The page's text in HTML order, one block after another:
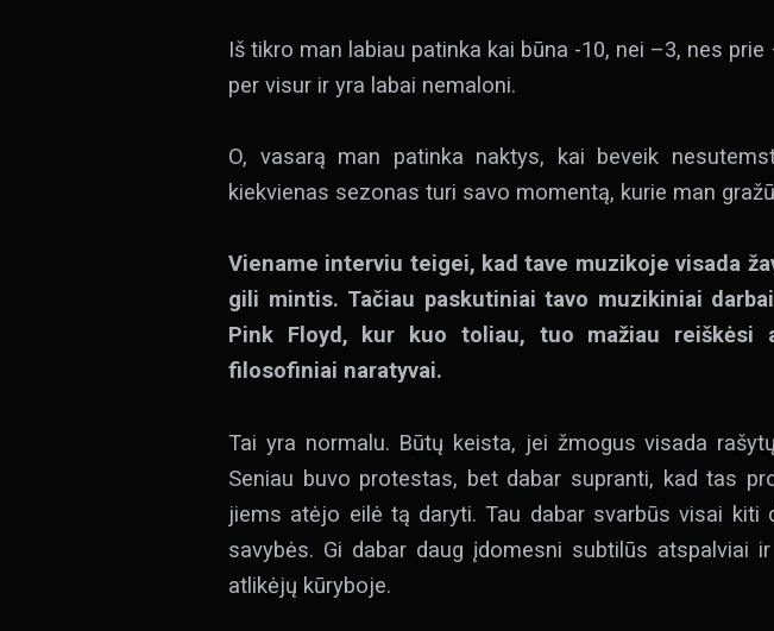
Iš tikro man labiau patinka kai būna -10, nei –3, nes
per visur ir yra labai nemaloni.
O, vasarą man patinka naktys, kai beveik
kiekvienas sezonas turi savo momentą, kurie man
Viename interviu teigei, kad tave muzikoje visada
gili mintis. Tačiau paskutiniai tavo muzikiniai
Pink Floyd, kur kuo toliau, tuo mažiau reiškėsi
filosofiniai naratyvai.
Tai yra normalu. Būtų keista, jei žmogus visada
Seniau buvo protestas, bet dabar supranti, kad tas
jiems atėjo eilė tą daryti. Tau dabar svarbūs visai kiti
savybės. Gi dabar daug įdomesni subtilūs atspalviai
atlikėjų kūryboje.